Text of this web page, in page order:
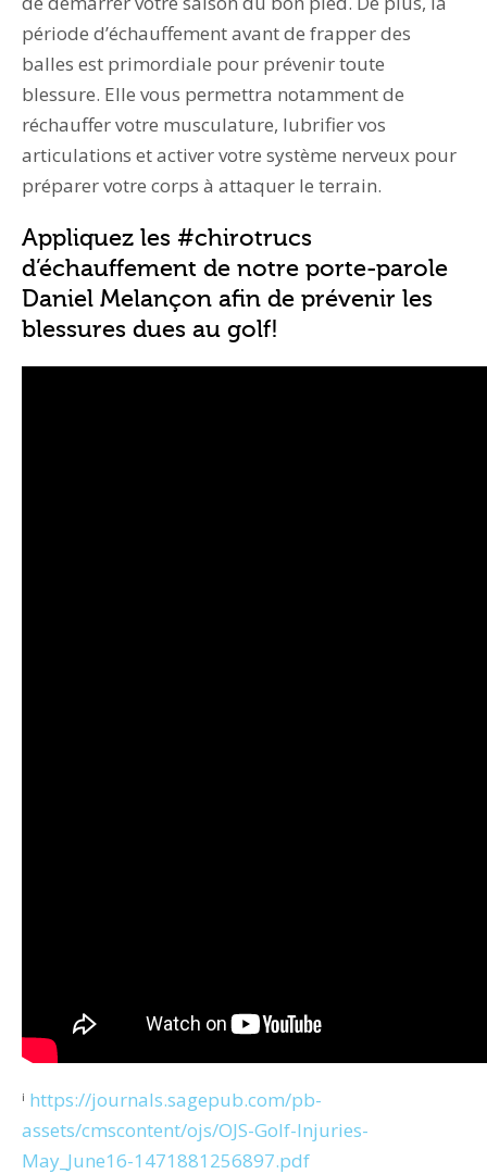
période d’échauffement avant de frapper des
balles est primordiale pour prévenir toute
blessure. Elle vous permettra notamment de
réchauffer votre musculature, lubrifier vos
articulations et activer votre système nerveux pour
préparer votre corps à attaquer le terrain.
Appliquez les #chirotrucs
d’échauffement de notre porte-parole
Daniel Melançon afin de prévenir les
blessures dues au golf!
ⁱ https://journals.sagepub.com/pb-
assets/cmscontent/ojs/OJS-Golf-Injuries-
May_June16-1471881256897.pdf